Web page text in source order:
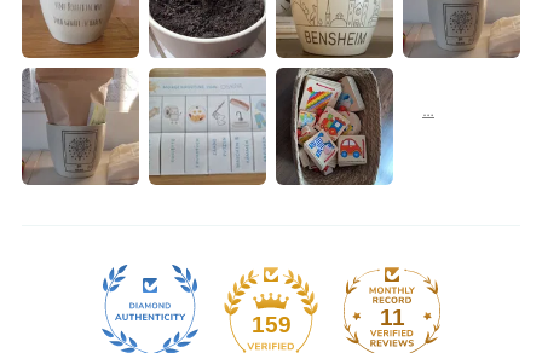
159 11